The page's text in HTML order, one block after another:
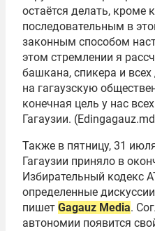
остаётся делать, кроме
последовательным в
законным способом
этом стремлении я
башкана, спикера и
на гагаузскую
конечная цель у нас
Гагаузии.
Также в пятницу, 31
Гагаузии приняло в
Избирательный кодекс
определенные
пишет Gagauz Media.
автономии появится